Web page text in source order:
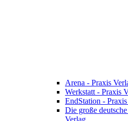
Arena - Praxis
Werkstatt - Praxis
EndStation -
Die große
Verlag